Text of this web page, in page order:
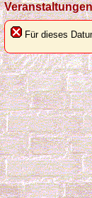
Für dieses